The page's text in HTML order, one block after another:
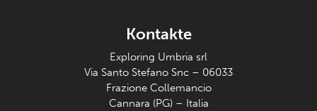
Kontakte
Exploring Umbria srl
Via Santo Stefano Snc – 06033
Frazione Collemancio
Cannara (PG) – Italia